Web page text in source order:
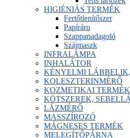
HIGIÉNIÁS TERMÉK
Fertőtlenítőszer
Papíráru
Szappanadagoló
Szájmaszk
INFRALÁMPA
INHALÁTOR
KÉNYELMI LÁBBELIK,
KOLESZTERINMÉRŐ
KOZMETIKAI TERMÉK
KÖTSZEREK,
LÁZMÉRŐ
MASSZÍROZÓ
MÁGNESES TERMÉK
MELEGÍTŐPÁRNA